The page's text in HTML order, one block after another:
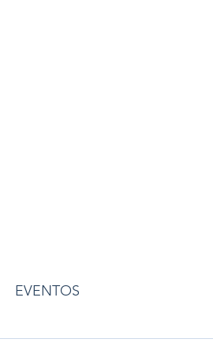
EVENTOS